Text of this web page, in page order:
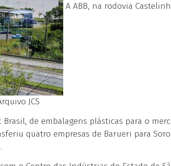
A ABB, na rodovia
JCS
de embalagens plásticas para o
quatro empresas de Barueri para